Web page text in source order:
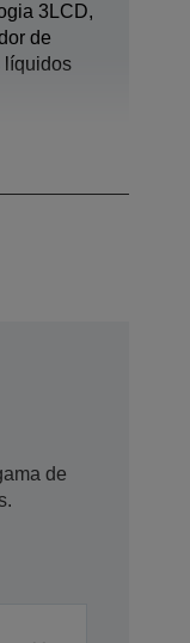
3LCD,
de
líquidos
de